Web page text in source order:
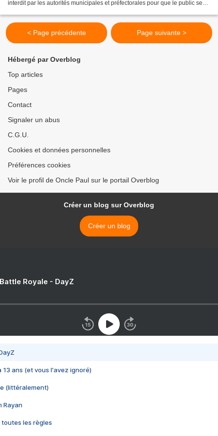
interdit par les autorités municipales et préfectorales pour que le public se
< Page précédente Page suivante >
Hébergé par Overblog
Top articles
Pages
Contact
Signaler un abus
C.G.U.
Cookies et données personnelles
Préférences cookies
Voir le profil de Oncle Paul sur le portail Overblog
Créer un blog sur Overblog
Créer un blog
Royale - DayZ
13 ans (et vous l'avez ignoré)
(littéralement)
Rayan
toutes les règles